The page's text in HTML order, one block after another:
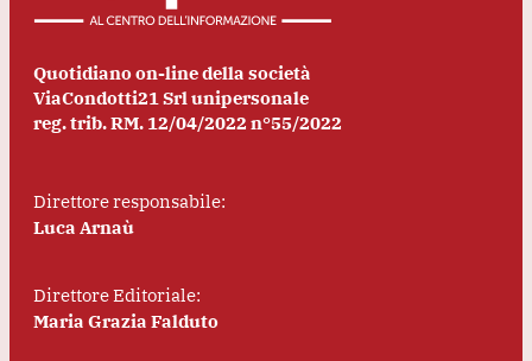
Quotidiano on-line della società
ViaCondotti21 Srl unipersonale
reg. trib. RM. 12/04/2022 n°55/2022
Direttore responsabile:
Luca Arnaù
Direttore Editoriale:
Maria Grazia Falduto